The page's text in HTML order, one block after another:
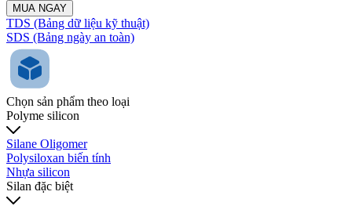
MUA NGAY
TDS (Bảng dữ liệu kỹ thuật)
SDS (Bảng ngày an toàn)
Chọn sản phẩm theo loại
Polyme silicon
Silane Oligomer
Polysiloxan biến tính
Nhựa silicon
Silan đặc biệt